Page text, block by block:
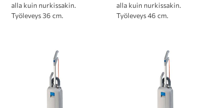
alla kuin nurkissakin.
Työleveys 36 cm.
alla kuin nurkissakin.
Työleveys 46 cm.